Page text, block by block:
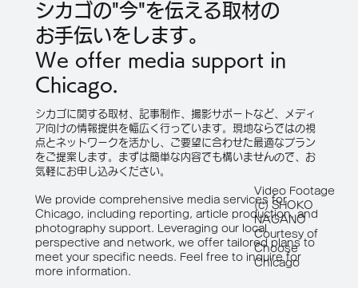
シカゴの"今"を伝える取材の
お手伝いをします。
We offer media support in
Chicago.
シカゴに関する取材、記事制作、撮影サポートなど、メディ
ア向けの情報提供を幅広く行っています。現地ならではの視
点とネットワークを活かし、ご要望に合わせた最適なプラン
をご提案します。まずは簡単な内容でも構いませんので、お
気軽にお申し込みください。
We provide comprehensive media services for
Chicago, including reporting, article production, and
photography support. Leveraging our local
perspective and network, we offer tailored plans to
meet your specific needs. Feel free to inquire for
more information.
Video Footage
(c) SHOKO
NAGANO
Courtesy of
Choose
Chicago